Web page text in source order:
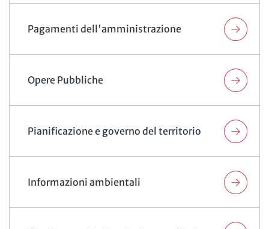
Pagamenti dell'amministrazione
Opere Pubbliche
Pianificazione e governo del territorio
Informazioni ambientali